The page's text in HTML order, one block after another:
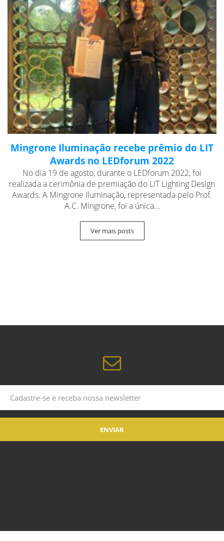
Mingrone Iluminação recebe prêmio do LIT
Awards no LEDforum 2022
No dia 19 de agosto, durante o LEDforum 2022, foi
realizada a cerimônia de premiação do LIT Lighting Design
Awards. A Mingrone Iluminação, representada pelo Prof.
A.C. Mingrone, foi a única...
Ver mais posts